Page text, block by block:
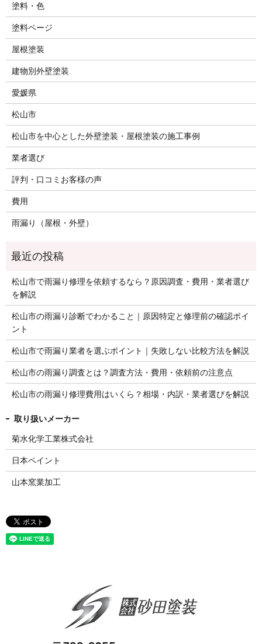
塗料・色
塗料ページ
屋根塗装
建物別外壁塗装
愛媛県
松山市
松山市を中心とした外壁塗装・屋根塗装の施工事例
業者選び
評判・口コミお客様の声
費用
雨漏り（屋根・外壁）
松山市で雨漏り修理を依頼するなら？原因調査・費用・業者選び
を解説
松山市の雨漏り診断でわかること｜原因特定と修理前の確認ポイ
ント
松山市で雨漏り業者を選ぶポイント｜失敗しない比較方法を解説
松山市の雨漏り調査とは？調査方法・費用・依頼前の注意点
松山市の雨漏り修理費用はいくら？相場・内訳・業者選びを解説
菊水化学工業株式会社
日本ペイント
山本窯業加工